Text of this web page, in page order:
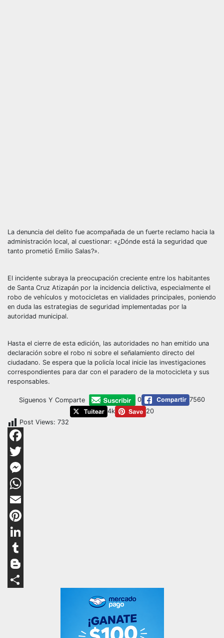
La denuncia del delito fue acompañada de un fuerte reclamo hacia la
administración local, al cuestionar: «¿Dónde está la seguridad que
tanto prometió Emilio Salas?».
El incidente subraya la preocupación creciente entre los habitantes
de Santa Cruz Atizapán por la incidencia delictiva, especialmente el
robo de vehículos y motocicletas en vialidades principales, poniendo
en duda las estrategias de seguridad implementadas por la
autoridad municipal.
Hasta el cierre de esta edición, las autoridades no han emitido una
declaración sobre el robo ni sobre el señalamiento directo del
ciudadano. Se espera que la policía local inicie las investigaciones
correspondientes para dar con el paradero de la motocicleta y sus
responsables.
Siguenos Y Comparte 0
7560
4k
20
Post Views: 732
Facebook
Twitter
Messenger
WhatsApp
Email
Pinterest
LinkedIn
Tumblr
Blogger